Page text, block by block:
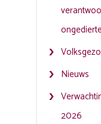
Nieuws
2026